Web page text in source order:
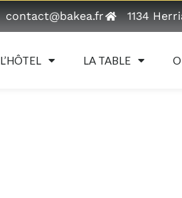
contact@bakea.fr 1134
L’HÔTEL LA TABLE